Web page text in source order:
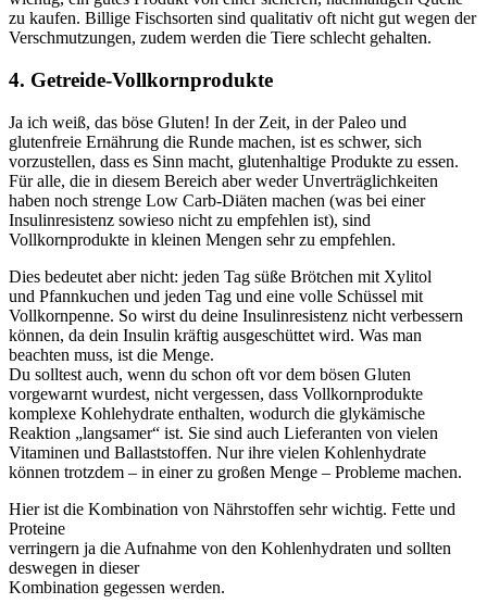
zu kaufen. Billige Fischsorten sind qualitativ oft nicht gut wegen der
Verschmutzungen, zudem werden die Tiere schlecht gehalten.
4. Getreide-Vollkornprodukte
Ja ich weiß, das böse Gluten! In der Zeit, in der Paleo und
glutenfreie Ernährung die Runde machen, ist es schwer, sich
vorzustellen, dass es Sinn macht, glutenhaltige Produkte zu essen.
Für alle, die in diesem Bereich aber weder Unverträglichkeiten
haben noch strenge Low Carb-Diäten machen (was bei einer
Insulinresistenz sowieso nicht zu empfehlen ist), sind
Vollkornprodukte in kleinen Mengen sehr zu empfehlen.
Dies bedeutet aber nicht: jeden Tag süße Brötchen mit Xylitol
und Pfannkuchen und jeden Tag und eine volle Schüssel mit
Vollkornpenne. So wirst du deine Insulinresistenz nicht verbessern
können, da dein Insulin kräftig ausgeschüttet wird. Was man
beachten muss, ist die Menge.
Du solltest auch, wenn du schon oft vor dem bösen Gluten
vorgewarnt wurdest, nicht vergessen, dass Vollkornprodukte
komplexe Kohlehydrate enthalten, wodurch die glykämische
Reaktion „langsamer“ ist. Sie sind auch Lieferanten von vielen
Vitaminen und Ballaststoffen. Nur ihre vielen Kohlenhydrate
können trotzdem – in einer zu großen Menge – Probleme machen.
Hier ist die Kombination von Nährstoffen sehr wichtig. Fette und
Proteine
verringern ja die Aufnahme von den Kohlenhydraten und sollten
deswegen in dieser
Kombination gegessen werden.